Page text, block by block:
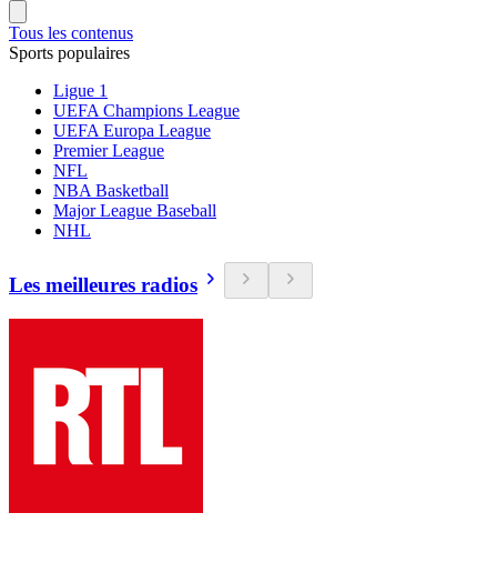
Tous les contenus
Sports populaires
Ligue 1
UEFA Champions League
UEFA Europa League
Premier League
NFL
NBA Basketball
Major League Baseball
NHL
Les meilleures radios